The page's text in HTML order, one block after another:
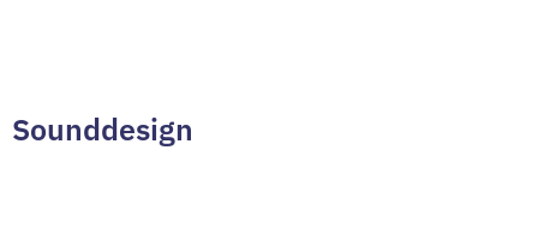
Sounddesign